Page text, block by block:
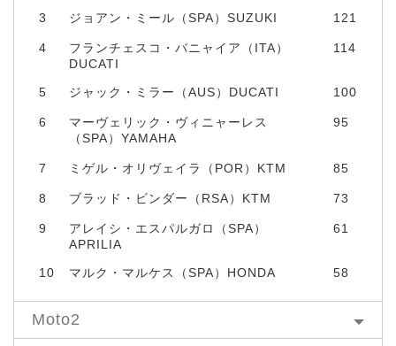
3 ジョアン・ミール（SPA）SUZUKI 121
4
フランチェスコ・バニャイア（ITA）
DUCATI
114
5 ジャック・ミラー（AUS）DUCATI 100
6
マーヴェリック・ヴィニャーレス
（SPA）YAMAHA
95
7 ミゲル・オリヴェイラ（POR）KTM 85
8 ブラッド・ビンダー（RSA）KTM 73
9
アレイシ・エスパルガロ（SPA）
APRILIA
61
10 マルク・マルケス（SPA）HONDA 58
Moto2